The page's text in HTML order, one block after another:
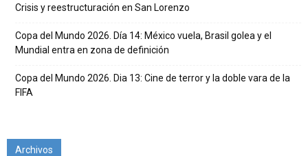
Crisis y reestructuración en San Lorenzo
Copa del Mundo 2026. Día 14: México vuela, Brasil golea y el
Mundial entra en zona de definición
Copa del Mundo 2026. Dia 13: Cine de terror y la doble vara de la
FIFA
Archivos